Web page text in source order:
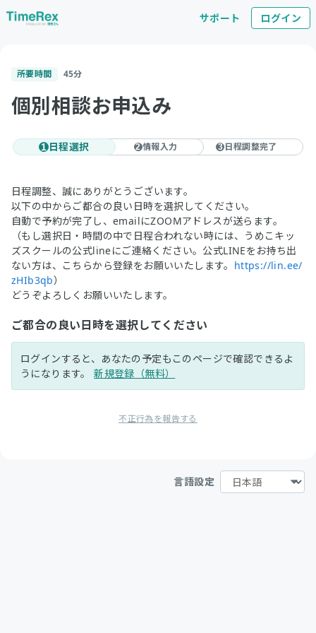
サポート ログイン
所要時間 45分
個別相談お申込み
1 日程選択 2情報入力 3 日程調整完了
日程調整、誠にありがとうございます。
以下の中からご都合の良い日時を選択してください。
自動で予約が完了し、emailにZOOMアドレスが送らます。
（もし選択日・時間の中で日程合われない時には、うめこキッ
ズスクールの公式lineにご連絡ください。公式LINEをお持ち出
ない方は、こちらから登録をお願いいたします。 https://lin.ee/
zHIb3qb）
どうぞよろしくお願いいたします。
ご都合の良い日時を選択してください
ログインすると、あなたの予定もこのページで確認できるよ
うになります。新規登録（無料）
不正行為を報告する
言語設定